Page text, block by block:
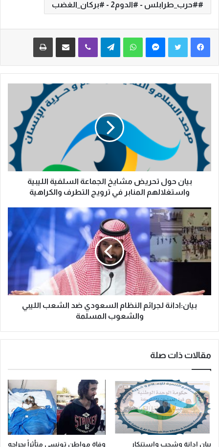
#حرب_طرابلس - #الدوم2 - #بركان_الغضب
فيسبوك واتساب تيلقرام
بيان حول تحريض مشايخ الجماعة السلفية الليبية
واستغلالهم المنابر في ترويج التطرف والكراهية
بيان:ادانة لجرائم النظام السعودي ضد الشعب الليبي
والشعوب المسلمة
مقالات ذات صلة
بيان ادانة وشجب واستنكار وفاة مواطن تونسي متأثراً بجراحه